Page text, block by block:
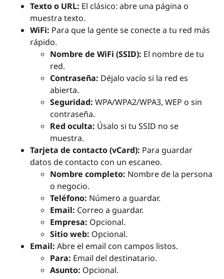
Texto o URL: El clásico: abre una página o
muestra texto.
WiFi: Para que la gente se conecte a tu red más
rápido.
Nombre de WiFi (SSID): El nombre de tu
red.
Contraseña: Déjalo vacío si la red es
abierta.
Seguridad: WPA/WPA2/WPA3, WEP o sin
contraseña.
Red oculta: Úsalo si tu SSID no se
muestra.
Tarjeta de contacto (vCard): Para guardar
datos de contacto con un escaneo.
Nombre completo: Nombre de la persona
o negocio.
Teléfono: Número a guardar.
Email: Correo a guardar.
Empresa: Opcional.
Sitio web: Opcional.
Email: Abre el email con campos listos.
Para: Email del destinatario.
Asunto: Opcional.